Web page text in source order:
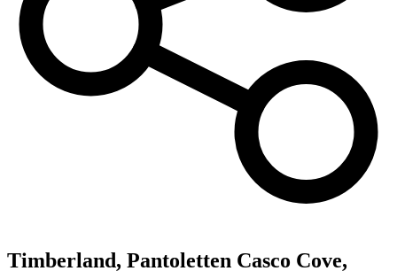
Timberland, Pantoletten Casco Cove,